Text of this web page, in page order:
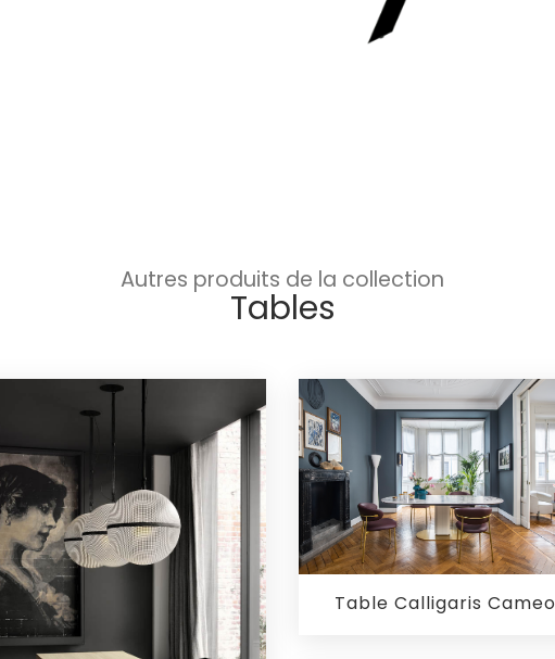
Autres produits de la collection
Tables
Table Calligaris Cameo